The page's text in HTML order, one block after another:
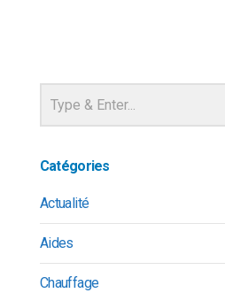
Catégories
Actualité
Aides
Chauffage